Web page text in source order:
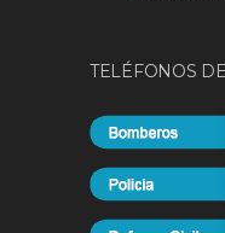
TELÉFONOS